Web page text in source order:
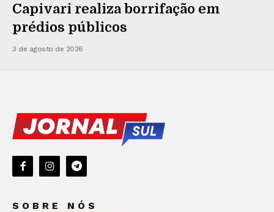
Capivari realiza borrifação em
prédios públicos
3 de agosto de 2026
SOBRE NÓS